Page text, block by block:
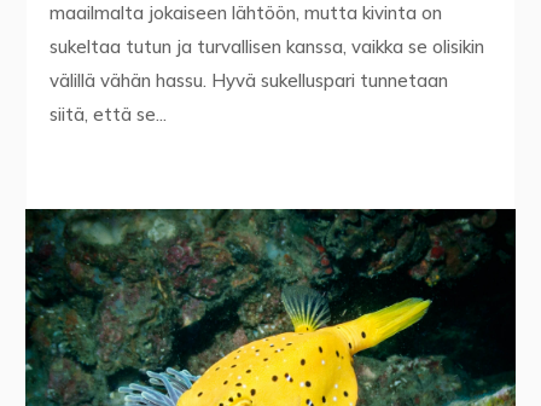
maailmalta jokaiseen lähtöön, mutta kivinta on
sukeltaa tutun ja turvallisen kanssa, vaikka se olisikin
välillä vähän hassu. Hyvä sukelluspari tunnetaan
siitä, että se...